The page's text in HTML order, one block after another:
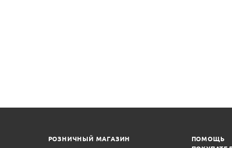
РОЗНИЧНЫЙ МАГАЗИН
ПОМОЩЬ